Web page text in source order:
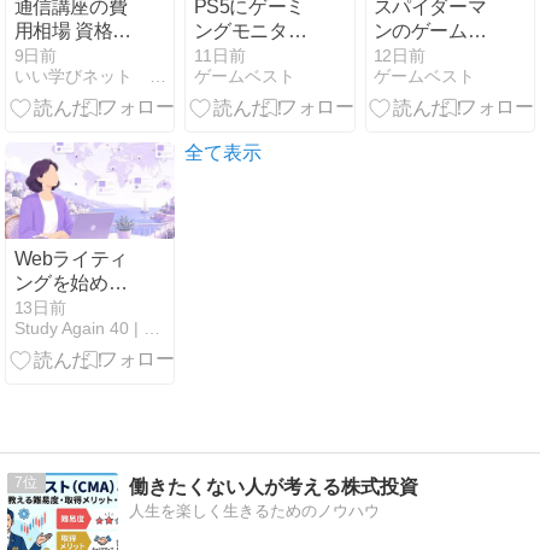
通信講座の費
用相場 資格別
に解説
9日前
いい学びネット 資格取得・通信講座・学び直し情報
PS5にゲーミ
ングモニター
は意味ない？
選び方や繋ぎ
方と必要なも
の安い
11日前
ゲームベスト
スパイダーマ
ンのゲームを
買うならどれ
が面白い？新
作スパイダー
12日前
ゲームベスト
Webライティ
ングを始めた
後どうする？
40代の収入の
伸ばし方と次
13日前
Study Again 40 | 40代、勉強し直す人へ。
全て表示
7 働きたくない人が考える株式投資
人生を楽しく生きるためのノウハウ